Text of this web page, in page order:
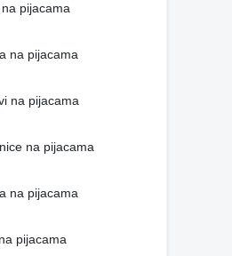
pijacama
na pijacama
na pijacama
na pijacama
na pijacama
pijacama